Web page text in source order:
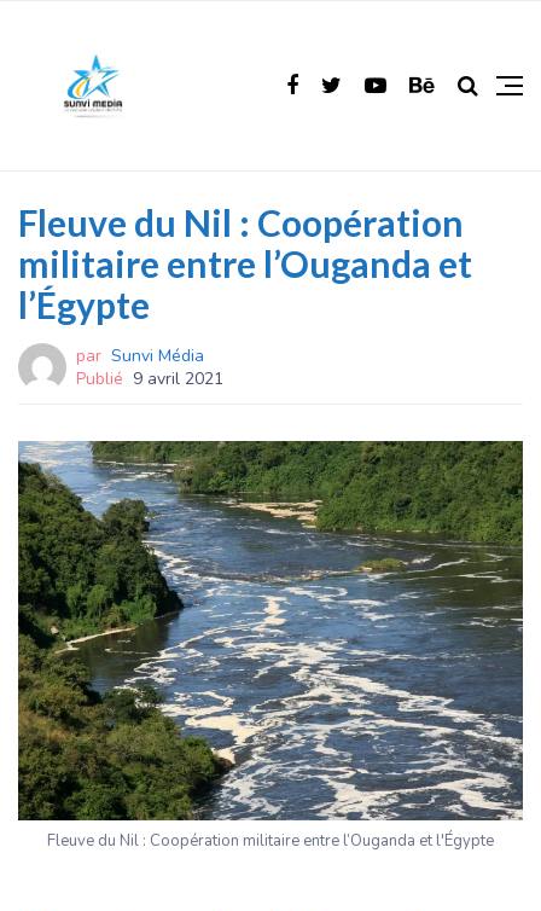
Fleuve du Nil : Coopération
militaire entre l’Ouganda et
l’Égypte
par Sunvi Média
Publié 9 avril 2021
Fleuve du Nil : Coopération militaire entre l’Ouganda et l'Égypte